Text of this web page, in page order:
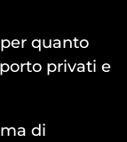
quanto
privati e
di